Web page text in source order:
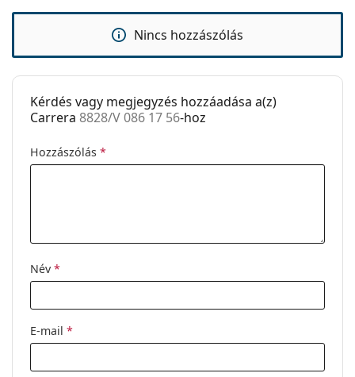
Tok:
Igen
Tisztítókendő:
Igen
Egyéb
Kategória:
Nincs hozzászólás
Kérdés vagy megjegyzés hozzáadása a(z)
Carrera 8828/V 086 17 56-hoz
Hozzászólás *
Név *
E-mail *